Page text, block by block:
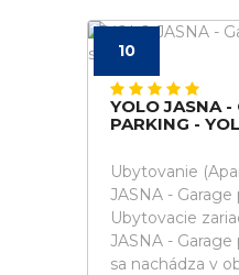
10
YOLO JASNA -
PARKING -
Ubytovanie
JASNA -
Ubytovacie
JASNA -
sa nachádza v